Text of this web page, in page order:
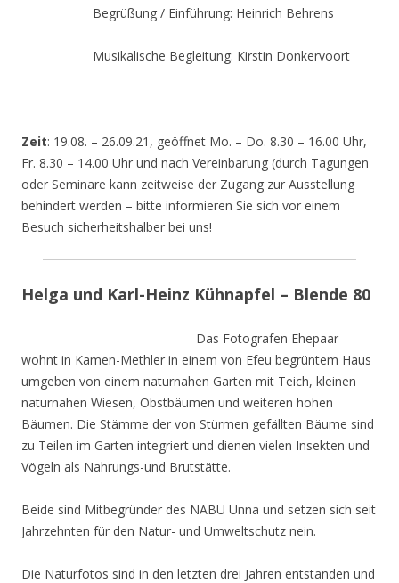
Begrüßung / Einführung: Heinrich Behrens
Musikalische Begleitung: Kirstin Donkervoort
Zeit: 19.08. – 26.09.21, geöffnet Mo. – Do. 8.30 – 16.00 Uhr,
Fr. 8.30 – 14.00 Uhr und nach Vereinbarung (durch Tagungen
oder Seminare kann zeitweise der Zugang zur Ausstellung
behindert werden – bitte informieren Sie sich vor einem
Besuch sicherheitshalber bei uns!
Helga und Karl-Heinz Kühnapfel – Blende 80
Das Fotografen Ehepaar
wohnt in Kamen-Methler in einem von Efeu begrüntem Haus
umgeben von einem naturnahen Garten mit Teich, kleinen
naturnahen Wiesen, Obstbäumen und weiteren hohen
Bäumen. Die Stämme der von Stürmen gefällten Bäume sind
zu Teilen im Garten integriert und dienen vielen Insekten und
Vögeln als Nahrungs-und Brutstätte.
Beide sind Mitbegründer des NABU Unna und setzen sich seit
Jahrzehnten für den Natur- und Umweltschutz nein.
Die Naturfotos sind in den letzten drei Jahren entstanden und